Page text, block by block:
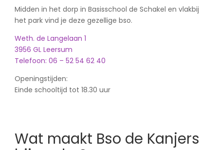
Midden in het dorp in Basisschool de Schakel en vlakbij
het park vind je deze gezellige bso.
Weth. de Langelaan 1
3956 GL Leersum
Telefoon: 06 – 52 54 62 40
Openingstijden:
Einde schooltijd tot 18.30 uur
Wat maakt Bso de Kanjers